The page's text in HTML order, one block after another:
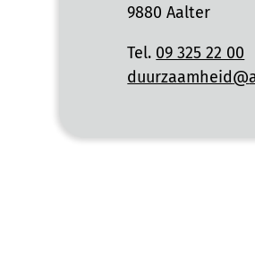
,9880 Aalter
09 325 22 00
E-mailduurzaamheid@